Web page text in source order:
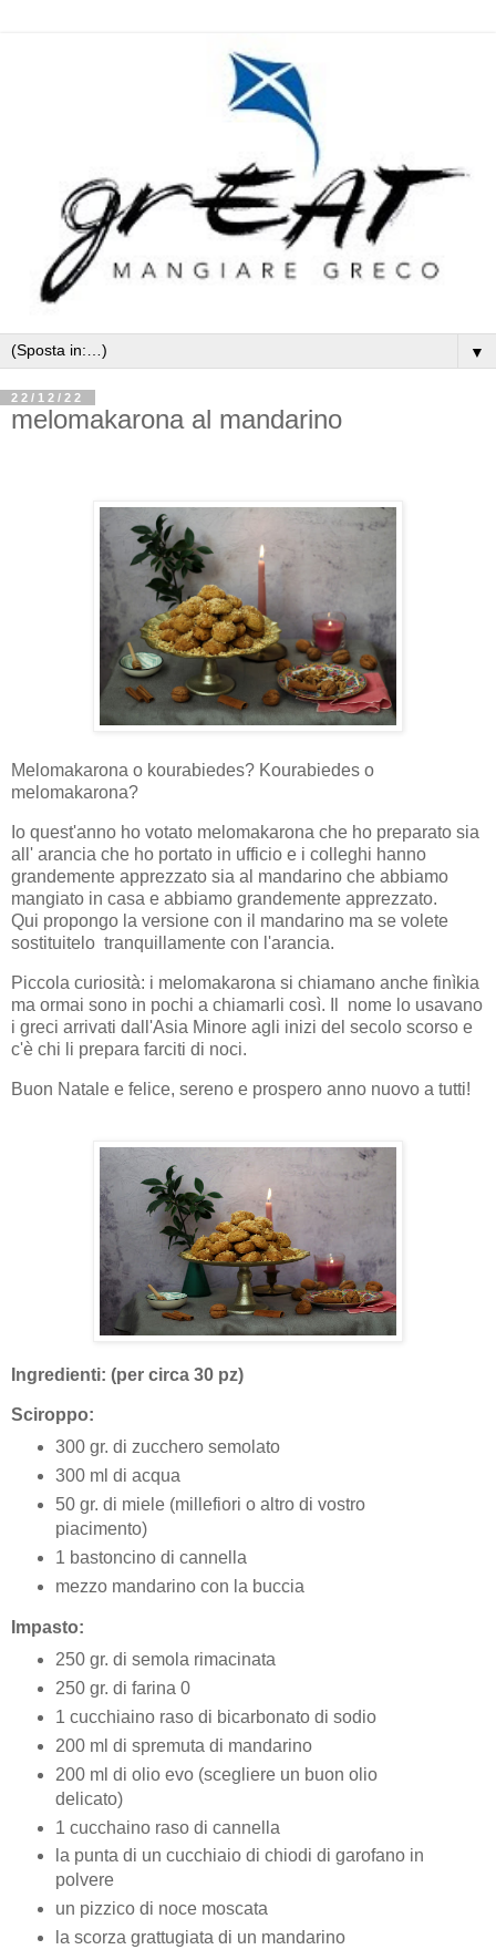
▼
22/12/22
melomakarona al mandarino
Melomakarona o kourabiedes? Kourabiedes o
melomakarona?
Io quest'anno ho votato melomakarona che ho preparato sia
all' arancia che ho portato in ufficio e i colleghi hanno
grandemente apprezzato sia al mandarino che abbiamo
mangiato in casa e abbiamo grandemente apprezzato.
Qui propongo la versione con il mandarino ma se volete
sostituitelo tranquillamente con l'arancia.
Piccola curiosità: i melomakarona si chiamano anche finìkia
ma ormai sono in pochi a chiamarli così. Il nome lo usavano
i greci arrivati dall'Asia Minore agli inizi del secolo scorso e
c'è chi li prepara farciti di noci.
Buon Natale e felice, sereno e prospero anno nuovo a tutti!
Ingredienti: (per circa 30 pz)
Sciroppo:
300 gr. di zucchero semolato
300 ml di acqua
50 gr. di miele (millefiori o altro di vostro
piacimento)
1 bastoncino di cannella
mezzo mandarino con la buccia
Impasto:
250 gr. di semola rimacinata
250 gr. di farina 0
1 cucchiaino raso di bicarbonato di sodio
200 ml di spremuta di mandarino
200 ml di olio evo (scegliere un buon olio
delicato)
1 cucchaino raso di cannella
la punta di un cucchiaio di chiodi di garofano in
polvere
un pizzico di noce moscata
la scorza grattugiata di un mandarino